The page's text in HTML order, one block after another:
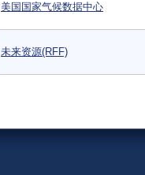
美国国家气候数据中心
未来资源(RFF)